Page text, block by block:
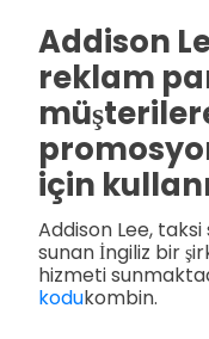
Addison
reklam
için
Addison Lee,
sunan İngiliz bir
hizmeti
kodukombin.